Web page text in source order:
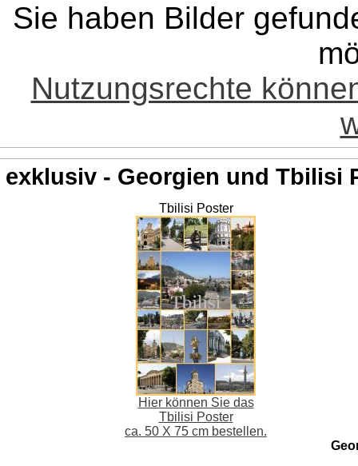
Sie haben Bilder
Nutzungsrechte
exklusiv - Georgien und Tbilisi
Tbilisi Poster
Hier können Sie das
Tbilisi Poster
ca. 50 X 75 cm bestellen.